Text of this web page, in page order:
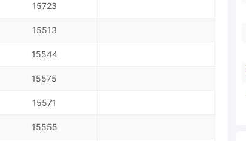
15723
15513
15544
15575
15571
15555